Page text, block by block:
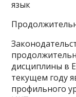
язык
дисциплины в
текущем году
профильного